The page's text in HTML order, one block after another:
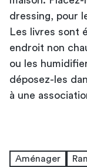
dressing, pour
Les livres sont
endroit non
ou les
déposez-les
à une
Aménager